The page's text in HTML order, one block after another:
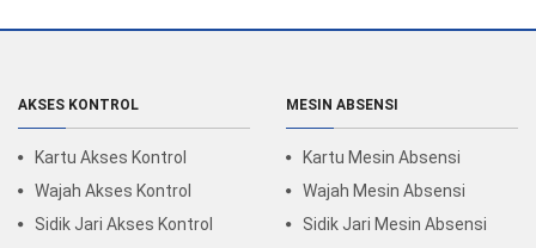
AKSES KONTROL
Kartu Akses Kontrol
Wajah Akses Kontrol
Sidik Jari Akses Kontrol
MESIN ABSENSI
Kartu Mesin Absensi
Wajah Mesin Absensi
Sidik Jari Mesin Absensi